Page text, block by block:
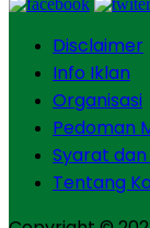
Disclaimer
Info Iklan
Organisasi
Pedoman
Syarat
Tentang